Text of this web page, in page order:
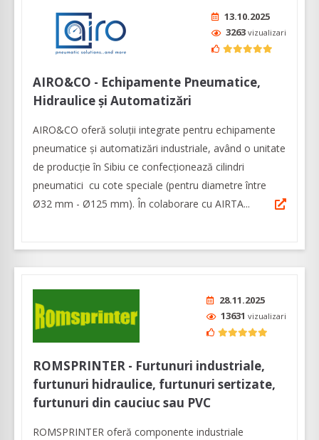
13.10.2025
3263 vizualizari
AIRO&CO - Echipamente Pneumatice,
Hidraulice și Automatizări
AIRO&CO oferă soluții integrate pentru echipamente
pneumatice și automatizări industriale, având o unitate
de producție în Sibiu ce confecționează cilindri
pneumatici cu cote speciale (pentru diametre între
Ø32 mm - Ø125 mm). În colaborare cu AIRTA...
28.11.2025
13631 vizualizari
ROMSPRINTER - Furtunuri industriale,
furtunuri hidraulice, furtunuri sertizate,
furtunuri din cauciuc sau PVC
ROMSPRINTER oferă componente industriale